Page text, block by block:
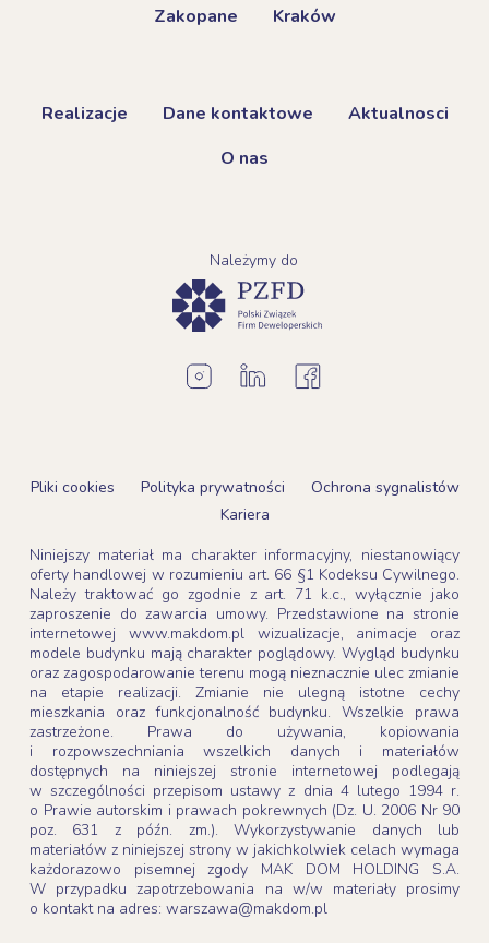
Zakopane
Kraków
Realizacje Dane kontaktowe
Aktualnosci
O nas
Należymy do
Pliki cookies Polityka prywatności
Ochrona sygnalistów
Kariera
Niniejszy materiał ma charakter informacyjny, niestanowiący
oferty handlowej w rozumieniu art. 66 §1 Kodeksu Cywilnego.
Należy traktować go zgodnie z art. 71 k.c., wyłącznie jako
zaproszenie do zawarcia umowy. Przedstawione na stronie
internetowej www.makdom.pl wizualizacje, animacje oraz
modele budynku mają charakter poglądowy. Wygląd budynku
oraz zagospodarowanie terenu mogą nieznacznie ulec zmianie
na etapie realizacji. Zmianie nie ulegną istotne cechy
mieszkania oraz funkcjonalność budynku. Wszelkie prawa
zastrzeżone. Prawa do używania, kopiowania
i rozpowszechniania wszelkich danych i materiałów
dostępnych na niniejszej stronie internetowej podlegają
w szczególności przepisom ustawy z dnia 4 lutego 1994 r.
o Prawie autorskim i prawach pokrewnych (Dz. U. 2006 Nr 90
poz. 631 z późn. zm.). Wykorzystywanie danych lub
materiałów z niniejszej strony w jakichkolwiek celach wymaga
każdorazowo pisemnej zgody MAK DOM HOLDING S.A.
W przypadku zapotrzebowania na w/w materiały prosimy
o kontakt na adres: warszawa@makdom.pl